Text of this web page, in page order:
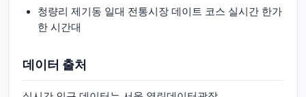
청량리 제기동 일대 전통시장 데이트 코스 실시간 한가
한 시간대
데이터 출처